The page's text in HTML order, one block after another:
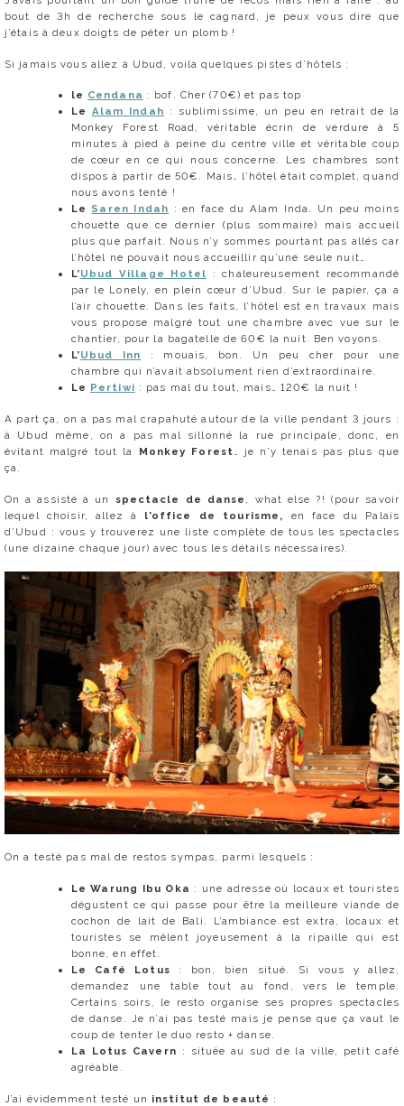
bout de 3h de recherche sous le cagnard, je peux vous dire que
j’étais à deux doigts de péter un plomb !
Si jamais vous allez à Ubud, voilà quelques pistes d’hôtels :
le Cendana : bof. Cher (70€) et pas top
Le Alam Indah : sublimissime, un peu en retrait de la
Monkey Forest Road, véritable écrin de verdure à 5
minutes à pied à peine du centre ville et véritable coup
de cœur en ce qui nous concerne. Les chambres sont
dispos à partir de 50€. Mais… l’hôtel était complet, quand
nous avons tenté !
Le Saren Indah : en face du Alam Inda. Un peu moins
chouette que ce dernier (plus sommaire) mais accueil
plus que parfait. Nous n’y sommes pourtant pas allés car
l’hôtel ne pouvait nous accueillir qu’une seule nuit…
L’Ubud Village Hotel : chaleureusement recommandé
par le Lonely, en plein cœur d’Ubud. Sur le papier, ça a
l’air chouette. Dans les faits, l’hôtel est en travaux mais
vous propose malgré tout une chambre avec vue sur le
chantier, pour la bagatelle de 60€ la nuit. Ben voyons.
L’Ubud Inn : mouais, bon. Un peu cher pour une
chambre qui n’avait absolument rien d’extraordinaire.
Le Pertiwi : pas mal du tout, mais… 120€ la nuit !
A part ça, on a pas mal crapahuté autour de la ville pendant 3 jours :
à Ubud même, on a pas mal sillonné la rue principale, donc, en
évitant malgré tout la
Monkey Forest… je n’y tenais pas plus que
ça.
On a assisté à un spectacle de danse , what else ?! (pour savoir
lequel choisir, allez à l’office de tourisme, en face du Palais
d’Ubud : vous y trouverez une liste complète de tous les spectacles
(une dizaine chaque jour) avec tous les détails nécessaires).
On a testé pas mal de restos sympas, parmi lesquels :
Le Warung Ibu Oka : une adresse où locaux et touristes
dégustent ce qui passe pour être la meilleure viande de
cochon de lait de Bali. L’ambiance est extra, locaux et
touristes se mêlent joyeusement à la ripaille qui est
bonne, en effet.
Le Café Lotus : bon, bien situé. Si vous y allez,
demandez une table tout au fond, vers le temple.
Certains soirs, le resto organise ses propres spectacles
de danse. Je n’ai pas testé mais je pense que ça vaut le
coup de tenter le duo resto + danse.
La Lotus Cavern : située au sud de la ville, petit café
agréable.
J’ai évidemment testé un institut de beauté :